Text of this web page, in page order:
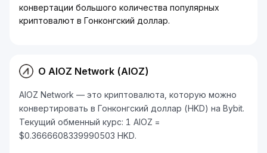
конвертации большого количества популярных
криптовалют в Гонконгский доллар.
О AIOZ Network (AIOZ)
AIOZ Network — это криптовалюта, которую можно
конвертировать в Гонконгский доллар (HKD) на Bybit.
Текущий обменный курс: 1 AIOZ =
$0.3666608339990503 HKD.